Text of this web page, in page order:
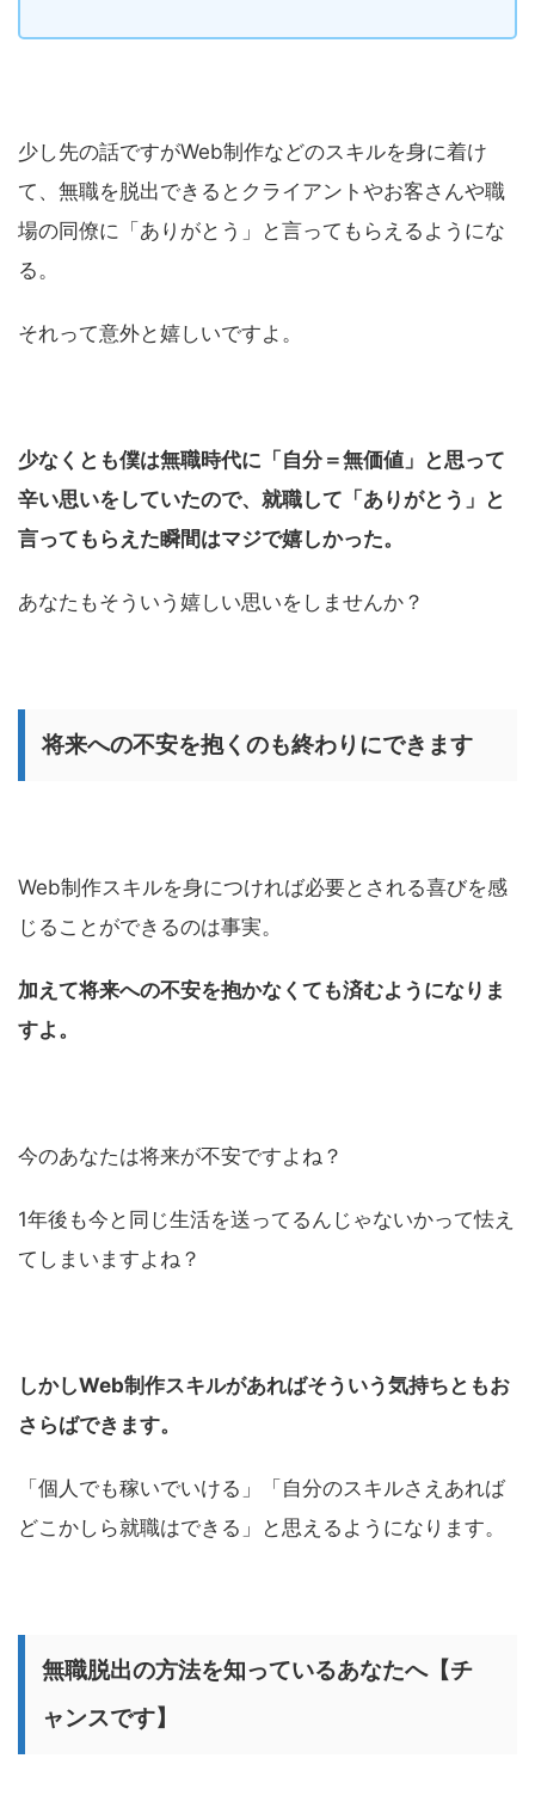
少し先の話ですがWeb制作などのスキルを身に着け
て、無職を脱出できるとクライアントやお客さんや職
場の同僚に「ありがとう」と言ってもらえるようにな
る。
それって意外と嬉しいですよ。
少なくとも僕は無職時代に「自分＝無価値」と思って
辛い思いをしていたので、就職して「ありがとう」と
言ってもらえた瞬間はマジで嬉しかった。
あなたもそういう嬉しい思いをしませんか？
将来への不安を抱くのも終わりにできます
Web制作スキルを身につければ必要とされる喜びを感
じることができるのは事実。
加えて将来への不安を抱かなくても済むようになりま
すよ。
今のあなたは将来が不安ですよね？
1年後も今と同じ生活を送ってるんじゃないかって怯え
てしまいますよね？
しかしWeb制作スキルがあればそういう気持ちともお
さらばできます。
「個人でも稼いでいける」「自分のスキルさえあれば
どこかしら就職はできる」と思えるようになります。
無職脱出の方法を知っているあなたへ【チ
ャンスです】